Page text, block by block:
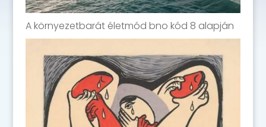
A környezetbarát életmód bno kód 8 alapján